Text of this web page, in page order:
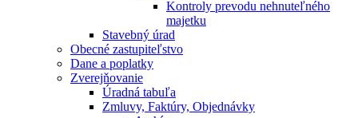
Kontroly prevodu nehnuteľného
majetku
Stavebný úrad
Obecné zastupiteľstvo
Dane a poplatky
Zverejňovanie
Úradná tabuľa
Zmluvy, Faktúry, Objednávky